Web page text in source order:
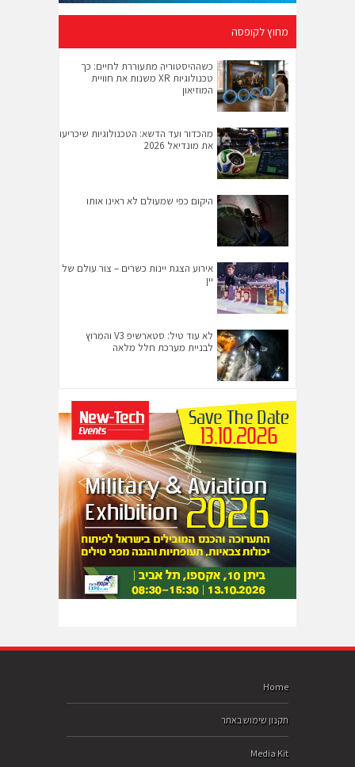
מחוץ לקופסה
כשההיסטוריה מתעוררת לחיים: כך
טכנולוגיות XR משנות את חוויית
המוזיאון
מהכדור ועד הדשא: הטכנולוגיות שיכריעו
את מונדיאל 2026
היקום כפי שמעולם לא ראינו אותו
אירוע הצגת יינות כשרים – צור עולם של
יין
לא עוד טיל: סטארשיפ V3 והמרוץ
לבניית מערכת חלל מלאה
Home
תקנון שימוש באתר
Media Kit